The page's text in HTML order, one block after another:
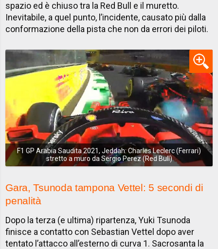
spazio ed è chiuso tra la Red Bull e il muretto.
Inevitabile, a quel punto, l’incidente, causato più dalla
conformazione della pista che non da errori dei piloti.
F1 GP Arabia Saudita 2021, Jeddah: Charles Leclerc (Ferrari)
stretto a muro da Sergio Perez (Red Bull)
Gara, Tsunoda tampona Vettel: 5 secondi di
penalità
Dopo la terza (e ultima) ripartenza, Yuki Tsunoda
finisce a contatto con Sebastian Vettel dopo aver
tentato l’attacco all’esterno di curva 1. Sacrosanta la